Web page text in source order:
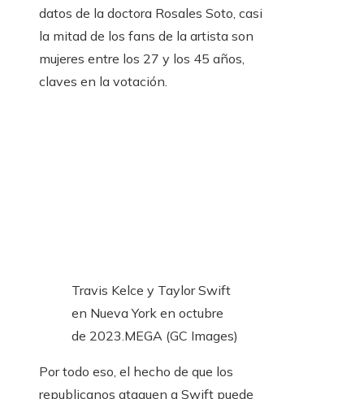
datos de la doctora Rosales Soto, casi
la mitad de los fans de la artista son
mujeres entre los 27 y los 45 años,
claves en la votación.
Travis Kelce y Taylor Swift
en Nueva York en octubre
de 2023.MEGA (GC Images)
Por todo eso, el hecho de que los
republicanos ataquen a Swift puede